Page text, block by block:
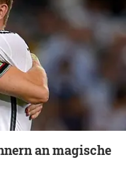
an magische